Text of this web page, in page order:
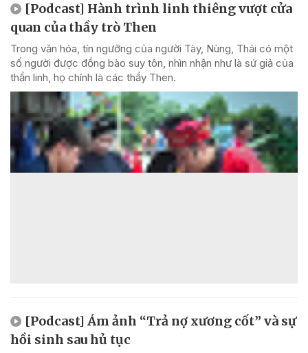
[Podcast] Hành trình linh thiêng vượt cửa
quan của thầy trò Then
Trong văn hóa, tín ngưỡng của người Tày, Nùng, Thái có một
số người được đồng bào suy tôn, nhìn nhận như là sứ giả của
thần linh, họ chính là các thầy Then.
[Podcast] Ám ảnh “Trả nợ xương cốt” và sự
hồi sinh sau hủ tục